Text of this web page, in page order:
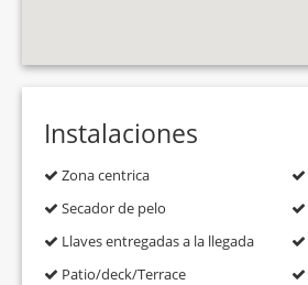
Instalaciones
Zona centrica
Secador de pelo
Llaves entregadas a la llegada
Patio/deck/Terrace